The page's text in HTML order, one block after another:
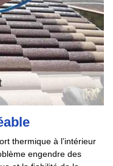
thermique à l’intérieur
engendre des